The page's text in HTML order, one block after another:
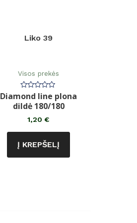
Liko 39
Visos prekės
Įvertinimas:
0
iš
Diamond line plona
dildė 180/180
1,20€
Į KREPŠELĮ